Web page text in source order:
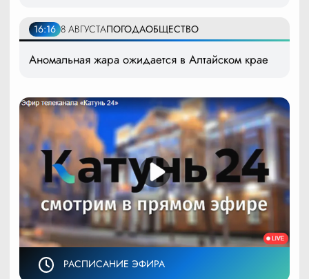
16:16 8 АВГУСТАПОГОДАОБЩЕСТВО
Аномальная жара ожидается в Алтайском крае
РАСПИСАНИЕ ЭФИРА